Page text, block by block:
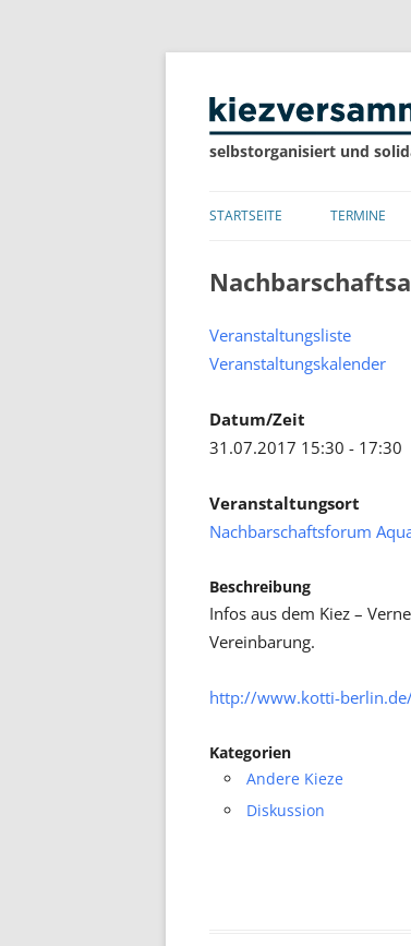
selbstorganisiert und
STARTSEITE TERMINE
Veranstaltungsliste
Veranstaltungskalender
Datum/Zeit
31.07.2017 15:30 - 17:30
Veranstaltungsort
Nachbarschaftsforum
Beschreibung
Infos aus dem Kiez –
Vereinbarung.
http://www.kotti-
Kategorien
Andere Kieze
Diskussion